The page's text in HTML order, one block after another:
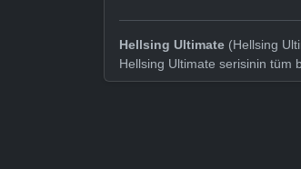
Hellsing Ultimate (Hellsing
Hellsing Ultimate serisinin tüm